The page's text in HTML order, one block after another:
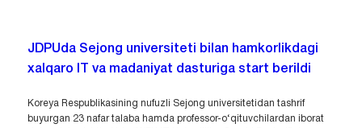
JDPUda Sejong universiteti bilan hamkorlikdagi
xalqaro IT va madaniyat dasturiga start berildi
Koreya Respublikasining nufuzli Sejong universitetidan tashrif
buyurgan 23 nafar talaba hamda professor-o‘qituvchilardan iborat